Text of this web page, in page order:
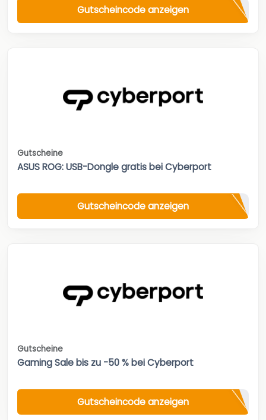
Gutscheincode anzeigen
Gutscheine
ASUS ROG: USB-Dongle gratis bei Cyberport
Gutscheincode anzeigen
Gutscheine
Gaming Sale bis zu -50 % bei Cyberport
Gutscheincode anzeigen